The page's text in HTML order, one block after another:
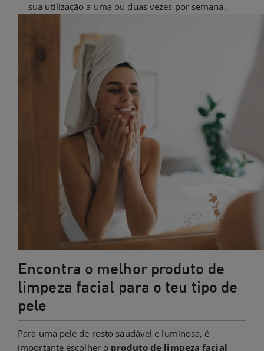
sua utilização a uma ou duas vezes por semana.
Encontra o melhor produto de
limpeza facial para o teu tipo de
pele
Para uma pele de rosto saudável e luminosa, é
importante escolher o produto de limpeza facial